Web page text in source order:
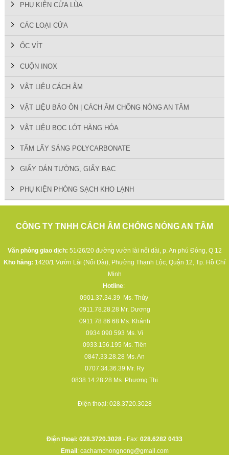
PHỤ KIỆN CỬA LÙA
CÁC LOẠI CỬA
ỐC VÍT
CUỘN INOX
VẬT LIỆU CÁCH ÂM
VẬT LIỆU BẢO ÔN | CÁCH ÂM CHỐNG NÓNG AN TÂM
VẬT LIỆU BỌC LÓT HÀNG HÓA
TẤM LẤY SÁNG POLYCARBONATE
GIẤY DÁN TƯỜNG, GIẤY BẠC
PHỤ KIỆN PHÒNG SẠCH KHO LẠNH
CÔNG TY TNHH CÁCH ÂM CHỐNG NÓNG AN TÂM
Văn phòng giao dịch: 51/26/20 đường vườn lài nối dài, p. An phú Đông, Q 12
Kho hàng: 1420/1 Vườn Lài (Nối Dài), Phường Thạnh Lộc, Quận 12, Tp. Hồ Chí
Minh
Hotline:
0901.37.34.39
Ms. Thủy
0911.78.28.28 Mr. Dương
0911 78 86 68 Ms. Khánh
0934 090 593 Ms. Vi
0933.156.195 Ms. Tiên
0847.33.28.28 Ms. An
0707.34.36.39 Mr. Ry
0838.14.28.28 Ms. Phương Thi
Điện thoại: 028.3720.3028
Điện thoại: 028.3720.3028 - Fax: 028.6282 0433
Email : cachamchongnong@gmail.com